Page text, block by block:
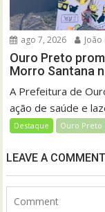
ago 7, 2026
Ouro Preto
Morro Santana
A Prefeitura de
ação de saúde e
Destaque Ouro Preto
LEAVE A COMMENT